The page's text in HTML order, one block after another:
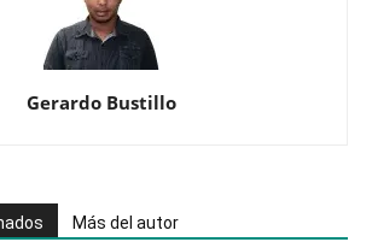
Gerardo Bustillo
Más del autor